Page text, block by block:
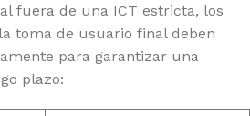
fuera de una ICT estricta, los
toma de usuario final deben
para garantizar una
plazo: